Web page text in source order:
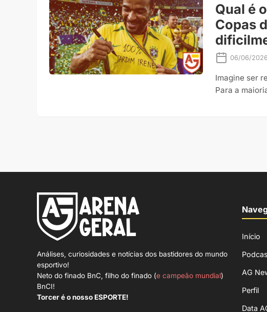
Qual é
Copas
06/06/2026
Imagine ser
Para a
Análises, curiosidades e notícias dos bastidores do mundo
esportivo!
Neto do finado BnC, filho do finado (e campeão mundial)
BnCI!
Torcer é o nosso ESPORTE!
Início
AG
Perfil
Data